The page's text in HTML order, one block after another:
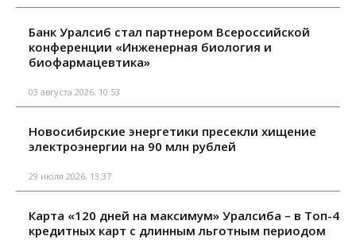
Банк Уралсиб стал партнером Всероссийской
конференции «Инженерная биология и
биофармацевтика»
03 августа 2026, 10:53
Новосибирские энергетики пресекли хищение
электроэнергии на 90 млн рублей
29 июля 2026, 13:37
Карта «120 дней на максимум» Уралсиба – в Топ-4
кредитных карт с длинным льготным периодом